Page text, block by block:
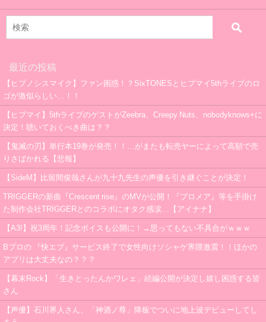
最近の投稿
【ヒプノシスマイク】ファン困惑！？SixTONESとヒプマイ5thライブのロ
ゴが激似らしい…！！
【ヒプマイ】5thライブのゲストがZeebra、Creepy Nuts、nobodyknows+に
決定！聴いておくべき曲は？？
【鬼滅の刃】単行本19巻が発売！！…がまたも転売ヤーによって高額で売
りさばかれる【悲報】
【SideM】比留間俊哉さんが九十九先生の声優を引き継ぐことが決定！
TRIGGERの新曲『Crescent rise』のMVが公開！『プロメア』等を手掛け
た制作会社TRIGGERとのコラボにオタク感涙…【アイナナ】
【A3!】祝3周年！記念ボイスも公開に！→思ってもない不具合がｗｗｗ
Bプロの 『快エブ』サービス終了で女性向けソシャゲ界隈激震！！ほかの
アプリは大丈夫なの？？？
【幕末Rock】「生きとったんかワレェ」続編公開が決定し嬉し困惑する皆
さん
【声優】石川界人さん、「神酒ノ尊」降板でついに地上波デビューしてし